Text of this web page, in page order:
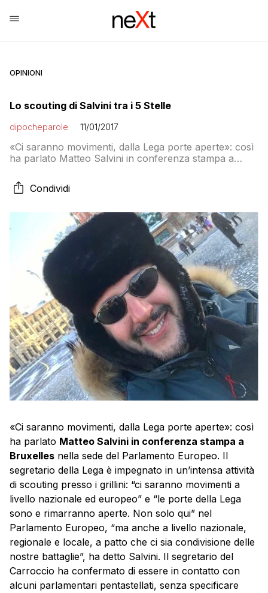
OPINIONI
Lo scouting di Salvini tra i 5 Stelle
dipocheparole 11/01/2017
«Ci saranno movimenti, dalla Lega porte aperte»: così
ha parlato Matteo Salvini in conferenza stampa a
segretario della Lega è impegnato in un’intensa attività
di scouting presso i grillini: “ci saranno movimenti a
sono e rimarranno aperte. Non solo qui” […]
Condividi
«Ci saranno movimenti, dalla Lega porte aperte»: così
ha parlato Matteo Salvini in conferenza stampa a
Bruxelles nella sede del Parlamento Europeo. Il
segretario della Lega è impegnato in un’intensa attività
di scouting presso i grillini: “ci saranno movimenti a
livello nazionale ed europeo” e “le porte della Lega
sono e rimarranno aperte. Non solo qui” nel
Parlamento Europeo, “ma anche a livello nazionale,
regionale e locale, a patto che ci sia condivisione delle
nostre battaglie”, ha detto Salvini. Il segretario del
Carroccio ha confermato di essere in contatto con
alcuni parlamentari pentastellati, senza specificare